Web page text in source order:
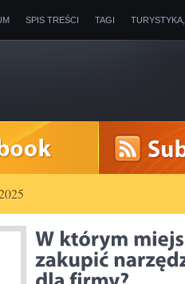
SPIS TREŚCI TAGI